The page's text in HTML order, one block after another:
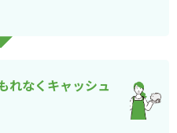
れなくキャッシュ